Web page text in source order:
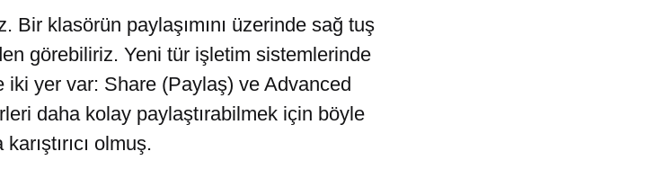
Bir klasörün paylaşımını üzerinde sağ tuş
görebiliriz. Yeni tür işletim sistemlerinde
yer var: Share (Paylaş) ve Advanced
daha kolay paylaştırabilmek için böyle
olmuş.